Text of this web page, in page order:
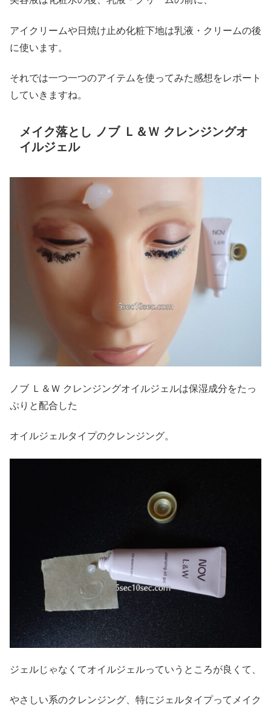
アイクリームや日焼け止め化粧下地は乳液・クリームの後
に使います。
それでは一つ一つのアイテムを使ってみた感想をレポート
していきますね。
メイク落とし ノブ Ｌ＆Ｗ クレンジングオ
イルジェル
ノブ Ｌ＆Ｗ クレンジングオイルジェルは保湿成分をたっ
ぷりと配合した
オイルジェルタイプのクレンジング。
ジェルじゃなくてオイルジェルっていうところが良くて、
やさしい系のクレンジング、特にジェルタイプってメイク